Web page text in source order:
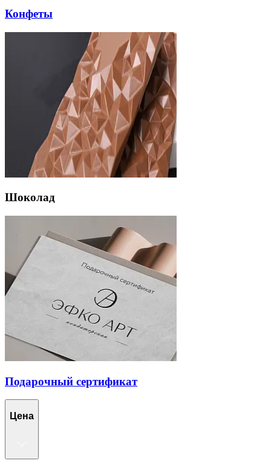
Конфеты
Шоколад
Подарочный сертификат
Цена